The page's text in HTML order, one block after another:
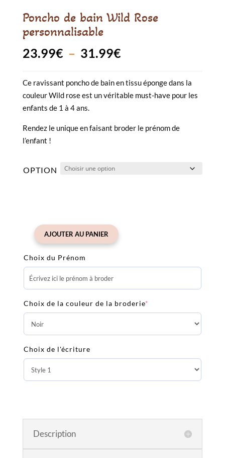
Poncho de bain Wild Rose
personnalisable
23.99€ – 31.99€Plage
prix :
à
Ce ravissant poncho de bain en tissu éponge dans la
couleur Wild rose est un véritable must-have pour les
enfants de 1 à 4 ans.
Rendez le unique en faisant broder le prénom de
l’enfant !
OPTION
quantité
Poncho
de
bain
Wild
Rose
personnalisable
AJOUTER AU PANIER
Choix du Prénom
Choix de la couleur de la broderie*
Choix de l'écriture
Description